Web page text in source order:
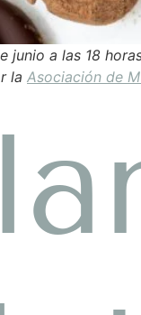
junio a las 18
la Asociación de